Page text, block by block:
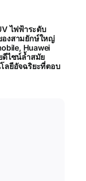
ไฟฟ้าระดับ
องสามยักษ์ใหญ่
Huawei
ดีไซน์ล้ำสมัย
ลยีอัจฉริยะที่ตอบ